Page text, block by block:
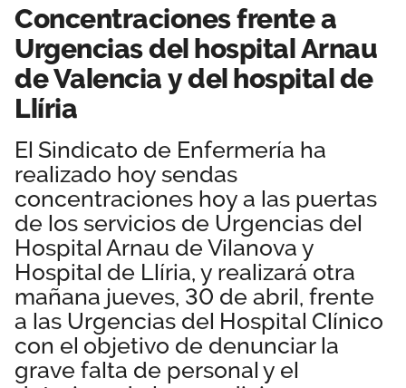
Estructura organizativa
Transparencia
Secciones sindicales
Servicios
Actualidad
Temas
Sala de prensa
Normativa
Publicaciones
Vídeos
DANA Valencia
Contáctanos
Área privada
Únete
Concentraciones frente a
Urgencias del hospital Arnau
de Valencia y del hospital de
Llíria
El Sindicato de Enfermería ha
realizado hoy sendas
concentraciones hoy a las puertas
de los servicios de Urgencias del
Hospital Arnau de Vilanova y
Hospital de Llíria, y realizará otra
mañana jueves, 30 de abril, frente
a las Urgencias del Hospital Clínico
con el objetivo de denunciar la
grave falta de personal y el